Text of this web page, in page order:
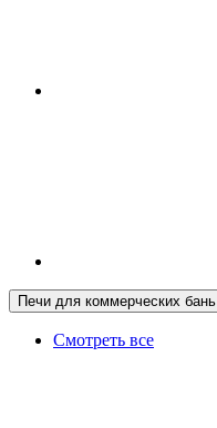
Печи для коммерческих бань
Смотреть все